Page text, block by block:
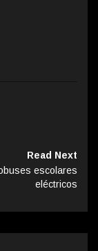
Read Next
escolares
eléctricos